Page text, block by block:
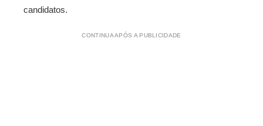
candidatos.
CONTINUA APÓS A PUBLICIDADE